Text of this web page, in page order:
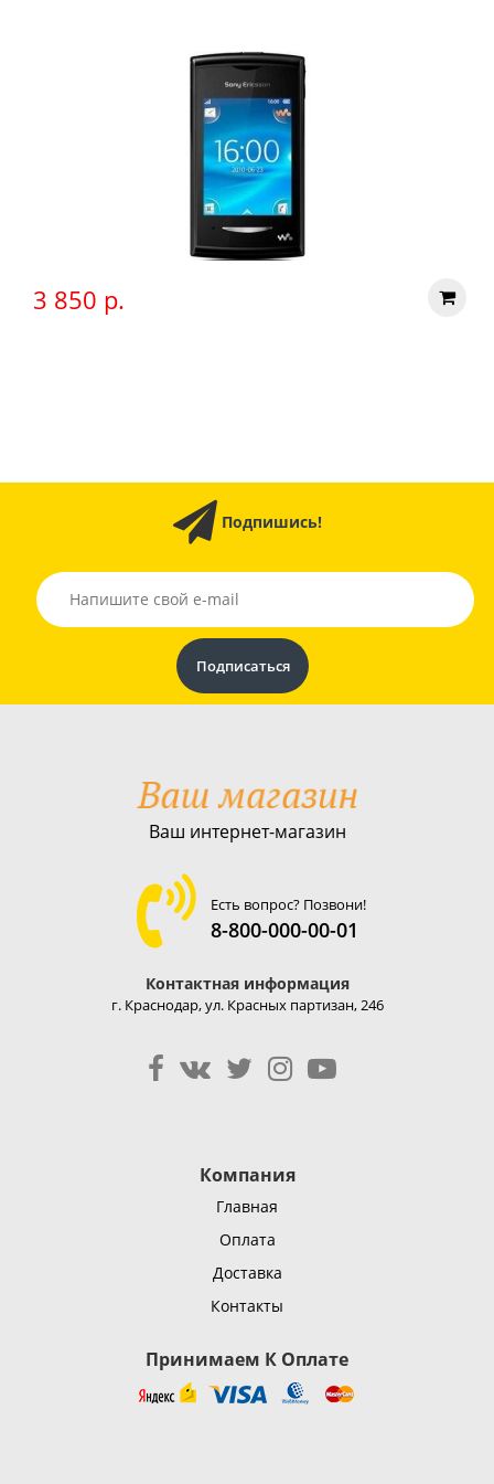
3 850 р.
Подпишись!
Ваш интернет-магазин
Есть вопрос? Позвони!
8-800-000-00-01
Контактная информация
г. Краснодар, ул. Красных партизан, 246
Компания
Главная
Оплата
Доставка
Контакты
Принимаем К Оплате